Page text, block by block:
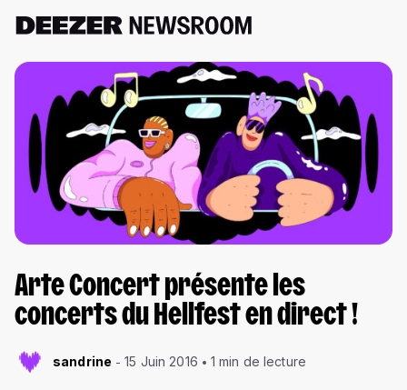
Arte Concert présente les
concerts du Hellfest en direct !
sandrine 15 Juin 2016 1 min de lecture